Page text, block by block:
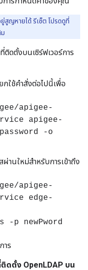
สูญหายได้ รีเซ็ต โปรดดูที่
ดตั้งบนเซิร์ฟเวอร์การ
กใช้คำสั่งต่อไปนี้เพื่อ
apigee-
apigee-
password -o
านใหม่สำหรับการเข้าถึง
apigee-
edge-
-p newPword
าร
ดตั้ง OpenLDAP บน